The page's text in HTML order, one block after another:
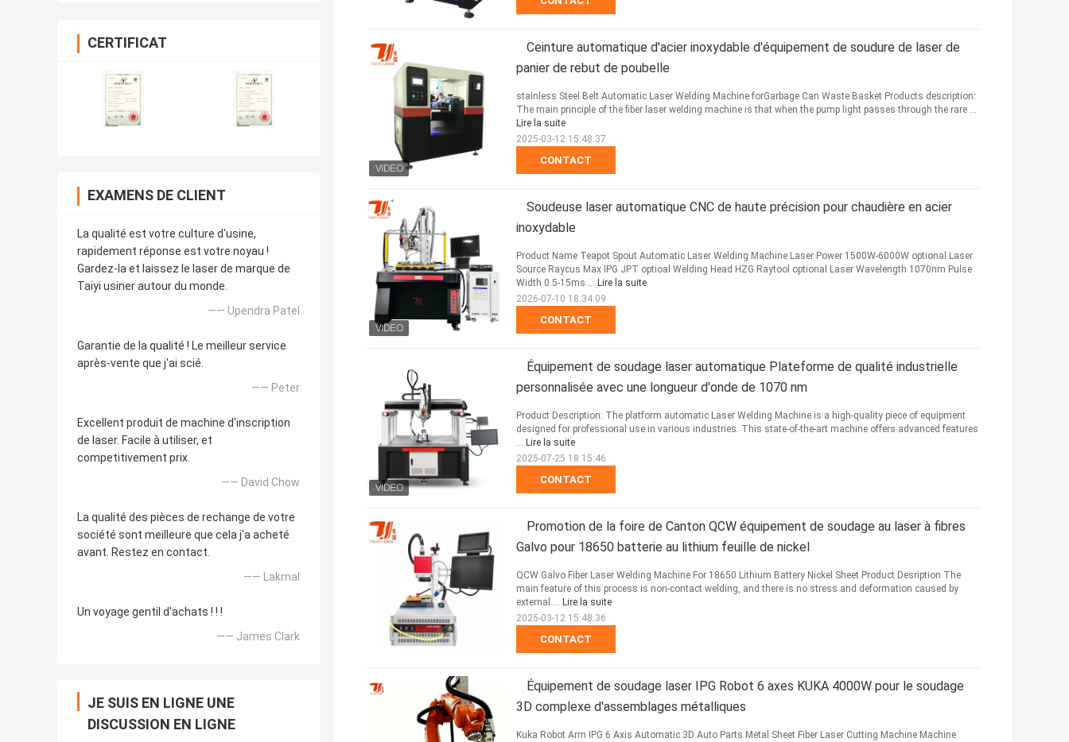
CERTIFICAT
EXAMENS DE CLIENT
La qualité est votre culture d'usine,
rapidement réponse est votre noyau !
Gardez-la et laissez le laser de marque de
Taiyi usiner autour du monde.
—— Upendra Patel
Garantie de la qualité ! Le meilleur service
après-vente que j'ai scié.
—— Peter
Excellent produit de machine d'inscription
de laser. Facile à utiliser, et
competitivement prix.
—— David Chow
La qualité des pièces de rechange de votre
société sont meilleure que cela j'a acheté
avant. Restez en contact.
—— Lakmal
Un voyage gentil d'achats ! ! !
—— James Clark
JE SUIS EN LIGNE UNE
DISCUSSION EN LIGNE
Ceinture automatique d'acier inoxydable d'équipement de soudure de laser de
panier de rebut de poubelle
CONTACT
stainless Steel Belt Automatic Laser Welding Machine forGarbage Can Waste Basket Products description:
The main principle of the fiber laser welding machine is that when the pump light passes through the rare ...
Lire la suite
2025-03-12 15:48:37
Soudeuse laser automatique CNC de haute précision pour chaudière en acier
inoxydable
CONTACT
Product Name Teapot Spout Automatic Laser Welding Machine Laser Power 1500W-6000W optional Laser
Source Raycus Max IPG JPT optioal Welding Head HZG Raytool optional Laser Wavelength 1070nm Pulse
Width 0.5-15ms ... Lire la suite
2026-07-10 18:34:09
Équipement de soudage laser automatique Plateforme de qualité industrielle
personnalisée avec une longueur d'onde de 1070 nm
CONTACT
Product Description: The platform automatic Laser Welding Machine is a high-quality piece of equipment
designed for professional use in various industries. This state-of-the-art machine offers advanced features
... Lire la suite
2025-07-25 18:15:46
Promotion de la foire de Canton QCW équipement de soudage au laser à fibres
Galvo pour 18650 batterie au lithium feuille de nickel
CONTACT
QCW Galvo Fiber Laser Welding Machine For 18650 Lithium Battery Nickel Sheet Product Desription The
main feature of this process is non-contact welding, and there is no stress and deformation caused by
external ... Lire la suite
2025-03-12 15:48:36
Équipement de soudage laser IPG Robot 6 axes KUKA 4000W pour le soudage
3D complexe d'assemblages métalliques
Kuka Robot Arm IPG 6 Axis Automatic 3D Auto Parts Metal Sheet Fiber Laser Cutting Machine Machine